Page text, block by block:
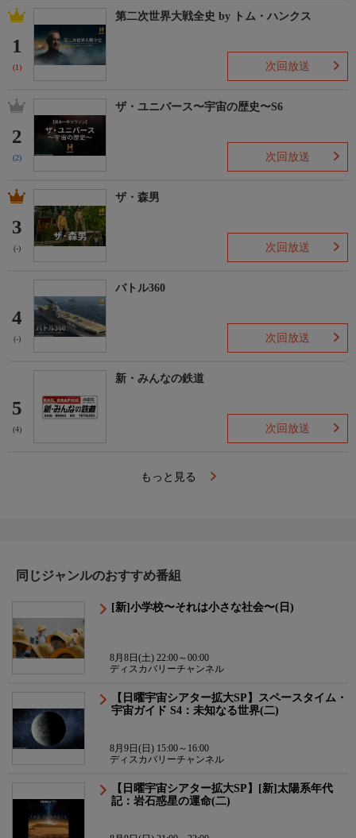
1
(1)
第二次世界大戦全史 by トム・ハンクス
次回放送
2
(2)
ザ・ユニバース〜宇宙の歴史〜S6
次回放送
3
(-)
ザ・森男
次回放送
4
(-)
バトル360
次回放送
5
(4)
新・みんなの鉄道
次回放送
もっと見る
同じジャンルのおすすめ番組
[新]小学校〜それは小さな社会〜(日)
8月8日(土) 22:00～00:00
ディスカバリーチャンネル
【日曜宇宙シアター拡大SP】スペースタイム・
宇宙ガイド S4：未知なる世界(二)
8月9日(日) 15:00～16:00
ディスカバリーチャンネル
【日曜宇宙シアター拡大SP】[新]太陽系年代
記：岩石惑星の運命(二)